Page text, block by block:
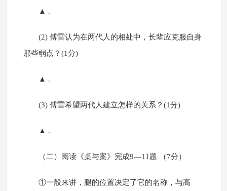
▲ .
(2) 傅雷认为在两代人的相处中，长辈应克服自身
那些弱点？(1分)
▲ .
(3) 傅雷希望两代人建立怎样的关系？(1分)
▲ .
（二）阅读《桌与案》完成9—11题 （7分）
①一般来讲，腿的位置决定了它的名称，与高